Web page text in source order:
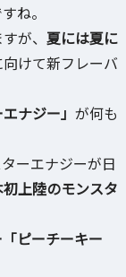
ね。
が、 夏には夏に
けて新フレーバ
ナジー」 が何も
ーエナジーが日
初上陸のモンスタ
ピーチーキー